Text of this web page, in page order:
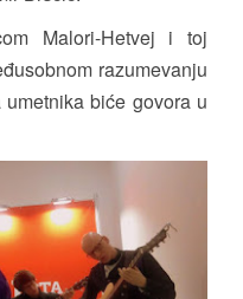
Malori-Hetvej i toj
razumevanju
biće govora u